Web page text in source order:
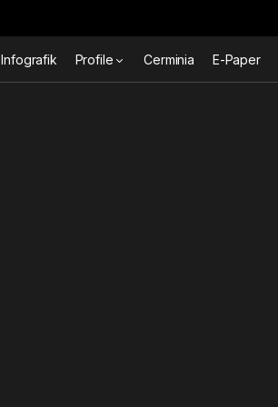
Infografik Profile Cerminia E-Paper